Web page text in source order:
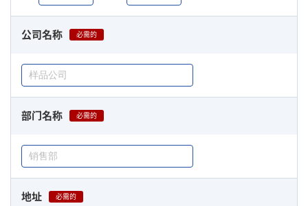
公司名称 必需的
部门名称 必需的
地址 必需的